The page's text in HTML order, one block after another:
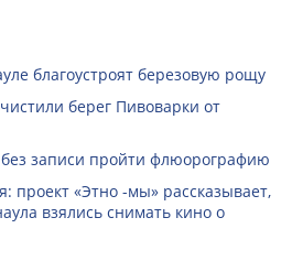
благоустроят березовую рощу
берег Пивоварки от
записи пройти флюорографию
проект «Этно -мы» рассказывает,
взялись снимать кино о